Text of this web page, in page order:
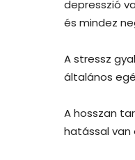
depresszió
és mindez
A stressz
általános
A hosszan
hatással van